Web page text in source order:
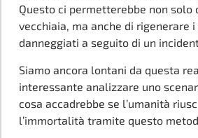
Questo ci permetterebbe non solo
vecchiaia, ma anche di rigenerare
danneggiati a seguito di un
Siamo ancora lontani da questa
interessante analizzare uno
cosa accadrebbe se l’umanità
l’immortalità tramite questo